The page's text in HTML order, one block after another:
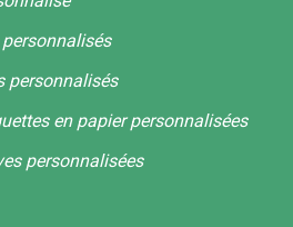
personnalisés
en papier personnalisées
personnalisées